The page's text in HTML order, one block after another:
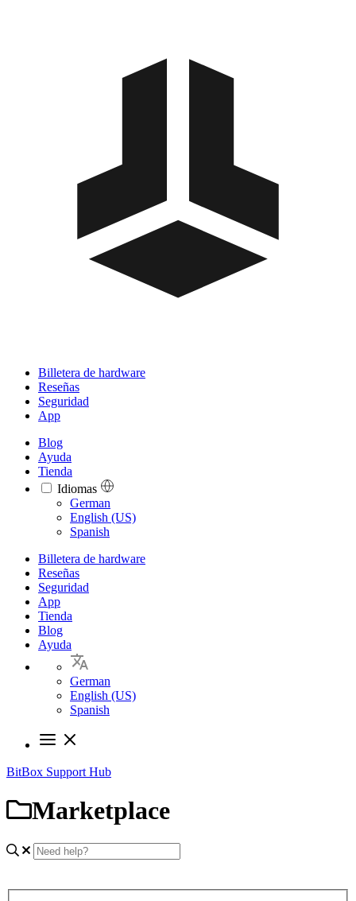
Billetera de hardware
Reseñas
Seguridad
App
Blog
Ayuda
Tienda
Idiomas
Languages
German
English (US)
Spanish
Billetera de hardware
Reseñas
Seguridad
App
Tienda
Blog
Ayuda
German
English (US)
Spanish
BitBox Support Hub
Marketplace